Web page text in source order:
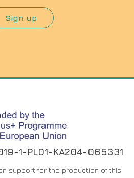
Sign up
1-PL01-KA204-065331
support for the production of this